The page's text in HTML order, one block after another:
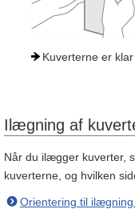
Kuverterne er
Ilægning af
Når du ilægger kuverter,
kuverterne, og hvilken
Orientering til